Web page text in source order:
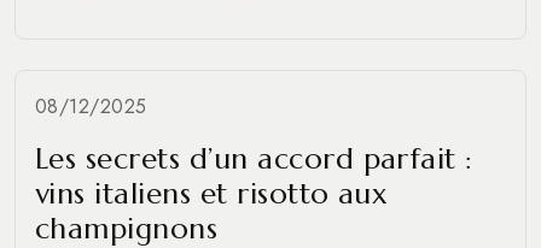
08/12/2025
Les secrets d’un accord parfait :
vins italiens et risotto aux
champignons